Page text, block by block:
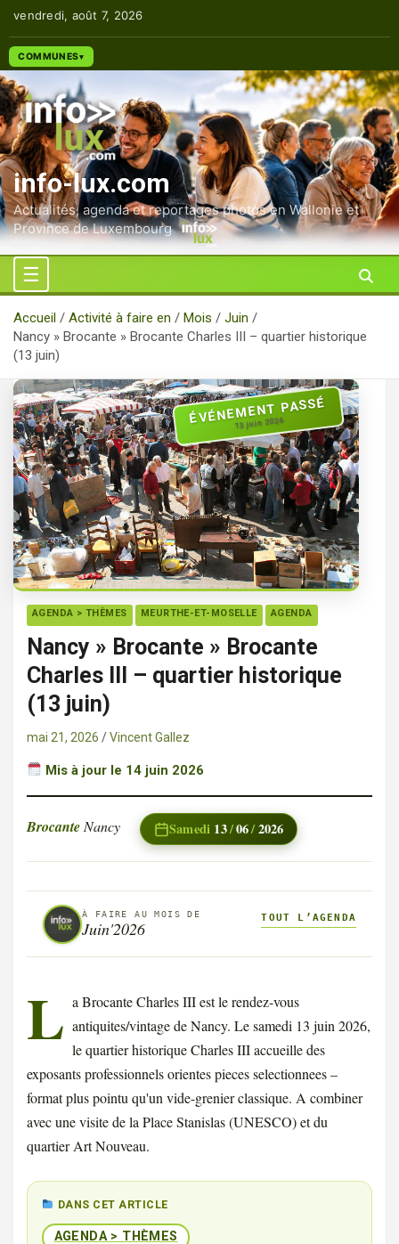
contenu
vendredi, août 7, 2026
COMMUNES
info-lux.com
Actualités, agenda et reportages photos en Wallonie et
Province de Luxembourg
Accueil Activité à faire en Mois
Juin
Nancy » Brocante » Brocante Charles III – quartier historique
(13 juin)
ÉVÉNEMENT PASSÉ
13 juin 2026
AGENDA > THÈMES MEURTHE-ET-MOSELLE AGENDA
Nancy » Brocante » Brocante
Charles III – quartier historique
(13 juin)
mai 21, 2026 Vincent Gallez
Mis à jour le 14 juin 2026
BrocanteNancy Samedi 13/06/2026
À FAIRE AU MOIS DE
Juin'2026
TOUT L’AGENDA
L a Brocante Charles III est le rendez-vous
antiquites/vintage de Nancy. Le samedi 13 juin 2026,
le quartier historique Charles III accueille des
exposants professionnels orientes pieces selectionnees –
format plus pointu qu'un vide-grenier classique. A combiner
avec une visite de la Place Stanislas (UNESCO) et du
quartier Art Nouveau.
DANS CET ARTICLE
AGENDA > THÈMES